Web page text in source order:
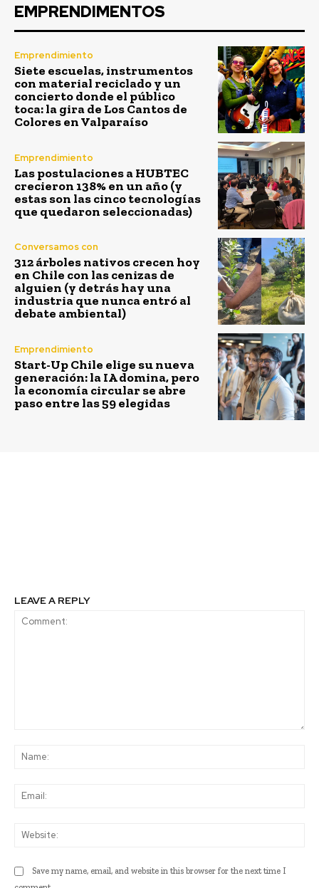
EMPRENDIMENTOS
Emprendimiento
Siete escuelas, instrumentos
con material reciclado y un
concierto donde el público
toca: la gira de Los Cantos de
Colores en Valparaíso
Emprendimiento
Las postulaciones a HUBTEC
crecieron 138% en un año (y
estas son las cinco tecnologías
que quedaron seleccionadas)
Conversamos con
312 árboles nativos crecen hoy
en Chile con las cenizas de
alguien (y detrás hay una
industria que nunca entró al
debate ambiental)
Emprendimiento
Start-Up Chile elige su nueva
generación: la IA domina, pero
la economía circular se abre
paso entre las 59 elegidas
LEAVE A REPLY
Save my name, email, and website in this browser for the next time I